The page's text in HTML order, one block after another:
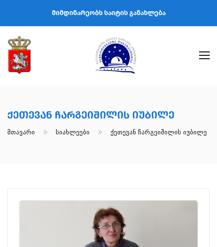
მიმდინარეობს საიტის განახლება
Ქეთევან Ჩარგეიშილის Იუბილე
Მთავარი Სიახლეები Ქეთევან Ჩარგეიშილის Იუბილე